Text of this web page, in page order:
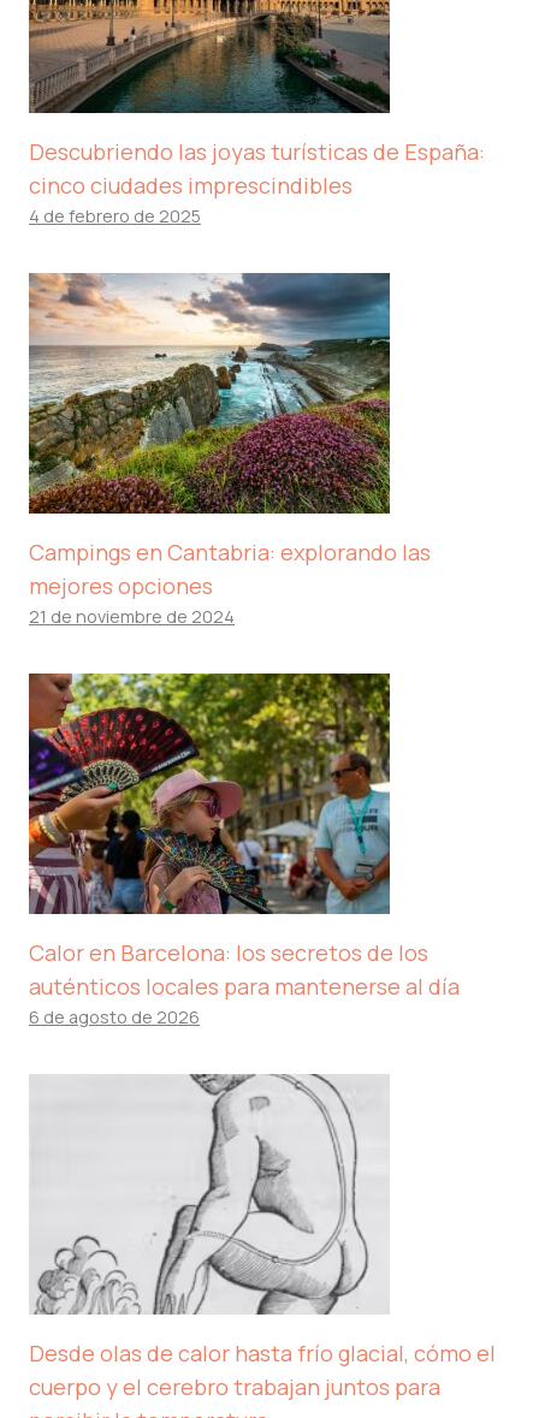
Descubriendo las joyas turísticas de España:
cinco ciudades imprescindibles
4 de febrero de 2025
Campings en Cantabria: explorando las
mejores opciones
21 de noviembre de 2024
Calor en Barcelona: los secretos de los
auténticos locales para mantenerse al día
6 de agosto de 2026
Desde olas de calor hasta frío glacial, cómo el
cuerpo y el cerebro trabajan juntos para